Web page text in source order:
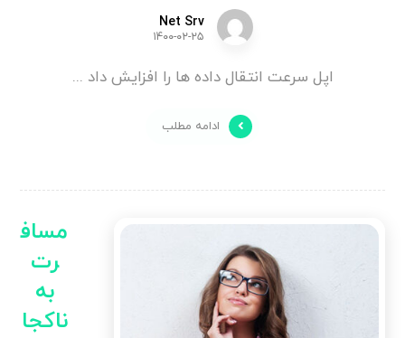
Net Srv
۱۴۰۰-۰۲-۲۵
اپل سرعت انتقال داده ها را افزایش داد ...
ادامه مطلب
مساف
رت
به
ناکجا